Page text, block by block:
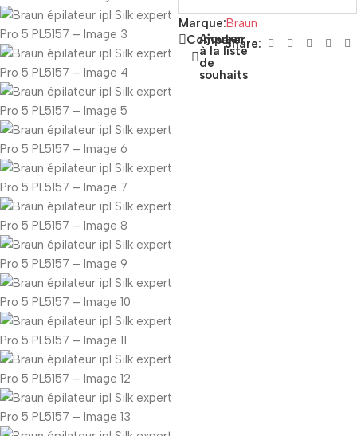
Marque:Braun
Comparer
Ajouter
à la liste
de
souhaits
Share: